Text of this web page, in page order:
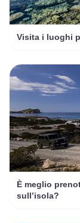
Visita i luoghi
È meglio
sull’isola?